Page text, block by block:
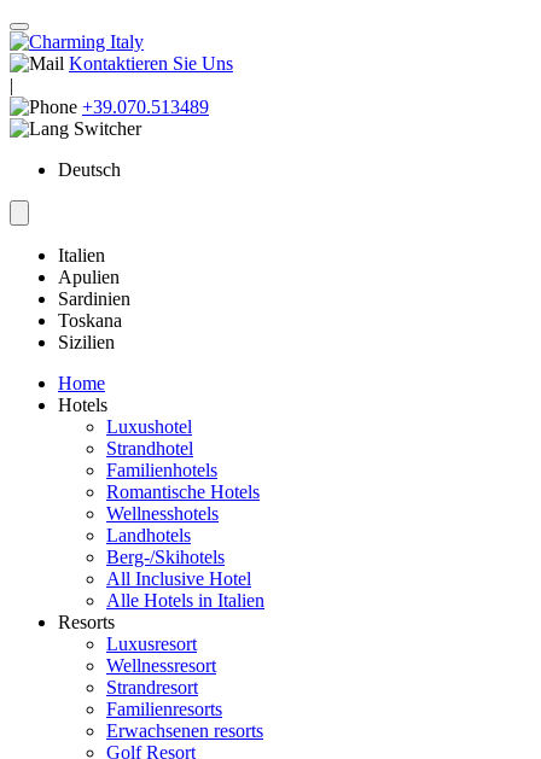
Kontaktieren Sie Uns
|
+39.070.513489
Deutsch
Italien
Apulien
Sardinien
Toskana
Sizilien
Home
Hotels
Luxushotel
Strandhotel
Familienhotels
Romantische Hotels
Wellnesshotels
Landhotels
Berg-/Skihotels
All Inclusive Hotel
Alle Hotels in Italien
Resorts
Luxusresort
Wellnessresort
Strandresort
Familienresorts
Erwachsenen resorts
Golf Resort